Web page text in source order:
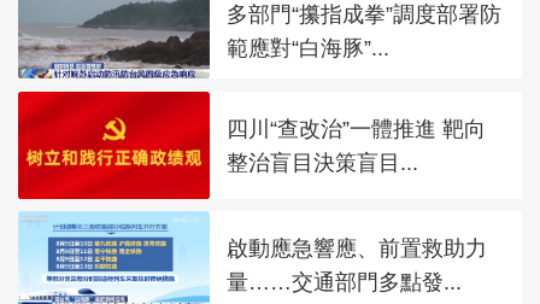
多部門“攥指成拳”調度部署防
範應對“白海豚”...
四川“查改治”一體推進 靶向
整治盲目決策盲目...
啟動應急響應、前置救助力
量……交通部門多點發...